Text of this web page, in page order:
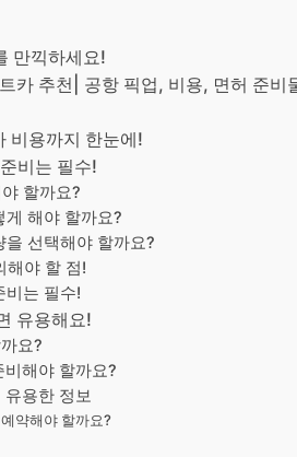
만끽하세요!
카 추천| 공항 픽업, 비용, 면허 준비
비용까지 한눈에!
비는 필수!
할까요?
게 해야 할까요?
을 선택해야 할까요?
해야 할 점!
비는 필수!
유용해요!
요?
해야 할까요?
유용한 정보
약해야 할까요?